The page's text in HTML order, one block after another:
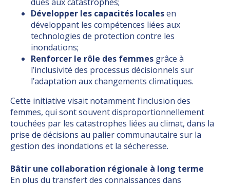
Développer les capacités localesen
développant les compétences liées aux
technologies de protection contre les
inondations;
Renforcer le rôle des femmes grâce à
l’inclusivité des processus décisionnels sur
l’adaptation aux changements climatiques.
Cette initiative visait notamment l’inclusion des
femmes, qui sont souvent disproportionnellement
touchées par les catastrophes liées au climat, dans la
prise de décisions au palier communautaire sur la
gestion des inondations et la sécheresse.
Bâtir une collaboration régionale à long terme
En plus du transfert des connaissances dans